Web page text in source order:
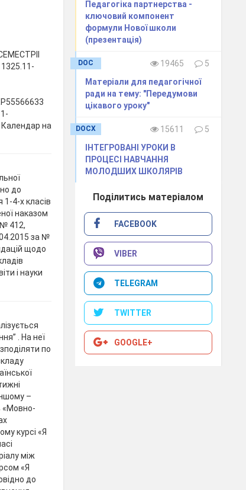
на
до
1-4-х класів
наказом
№ 412,
за №
щодо
і науки
. На неї
по
–
«Мовно-
курсі «Я
між
«Я
до
Педагогіка партнерства -
ключовий компонент
формули Нової школи
(презентація)
DOC 19465
5
Матеріали для педагогічної
ради на тему: "Передумови
цікавого уроку"
DOCX 15611
5
ІНТЕГРОВАНІ УРОКИ В
ПРОЦЕСІ НАВЧАННЯ
МОЛОДШИХ ШКОЛЯРІВ
Поділитись матеріалом
FACEBOOK
VIBER
TELEGRAM
TWITTER
GOOGLE+